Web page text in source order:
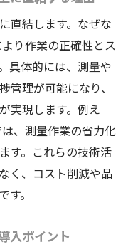
率に与える影響
導入効果と注意
コスト削減の実
場への対応策を解
践ポイント
直結します。なぜな
り作業の正確性とス
具体的には、測量や
管理が可能になり、
実現します。例え
、測量作業の省力化
す。これらの技術活
く、コスト削減や品
。
入ポイント